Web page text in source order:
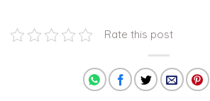
Rate this post